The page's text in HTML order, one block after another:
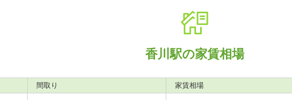
香川駅の家賃相場
間取り 家賃相場